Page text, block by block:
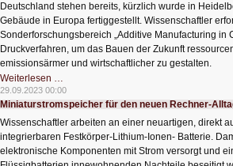
Deutschland stehen bereits, kürzlich wurde in
Gebäude in Europa fertiggestellt. Wissenschaftler
Sonderforschungsbereich „Additive Manufacturing in
Druckverfahren, um das Bauen der Zukunft
emissionsärmer und wirtschaftlicher zu gestalten.
Weiterlesen …
Druck
für
das
der
Zukunft
29.09.2023 00:00
Miniaturstromspeicher für den neuen Rechner-
Wissenschaftler arbeiten an einer neuartigen, direkt
integrierbaren Festkörper-Lithium-Ionen- Batterie.
elektronische Komponenten mit Strom versorgt und